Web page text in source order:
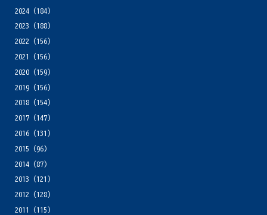
2024(184)
2023 (188)
2022 (156)
2021
(156)
2020(159)
2019(156)
2018(154)
2017(147)
2016(131)
2015 (96)
2014(87)
2013 (121)
2012 (128)
2011
(115)